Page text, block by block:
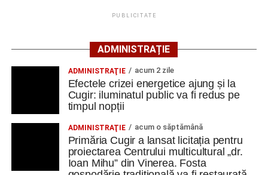
readusă la viață
Vinerea, pe un teren de aproximativ 1.975 de metri pătrați,
aflat în proprietatea administrației locale.
Complexul este alcătuit din patru corpuri de clădire – fosta
magazie de fierărie, casa memorială, șura și șoprul-atelier
– care păstrează caracteristicile unei gospodării
tradiționale din zonă. Curtea include elemente autentice,
precum pavajul din piatră de râu și o fântână.
PUBLICITATE
ADMINISTRAȚIE
ADMINISTRAŢIE acum 2 zile
Efectele crizei energetice ajung și la
Cugir: iluminatul public va fi redus pe
timpul nopții
ADMINISTRAŢIE acum o săptămână
Primăria Cugir a lansat licitația pentru
proiectarea Centrului multicultural „dr.
Ioan Mihu” din Vinerea. Fosta